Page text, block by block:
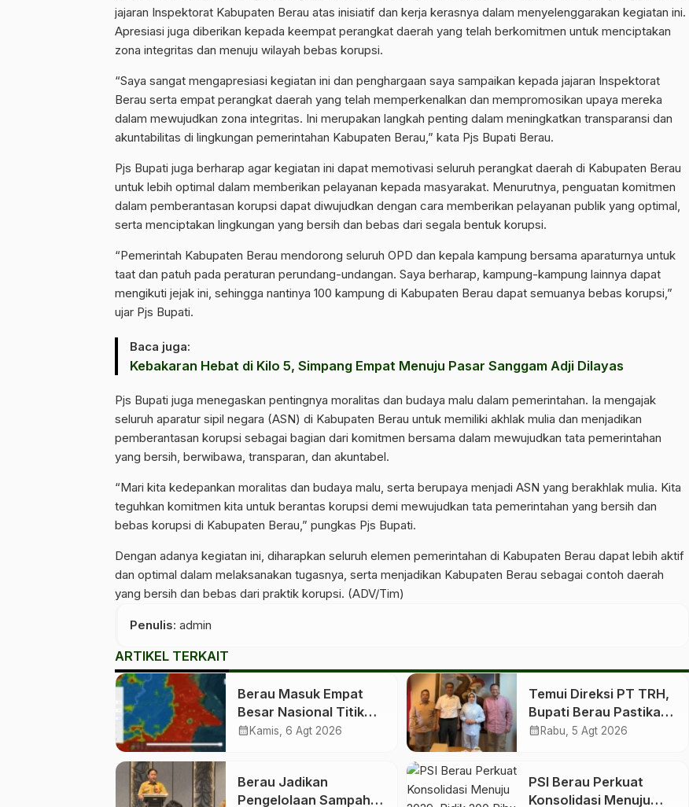
jajaran Inspektorat Kabupaten Berau atas inisiatif dan kerja kerasnya dalam menyelenggarakan kegiatan ini.
Apresiasi juga diberikan kepada keempat perangkat daerah yang telah berkomitmen untuk menciptakan
zona integritas dan menuju wilayah bebas korupsi.
“Saya sangat mengapresiasi kegiatan ini dan penghargaan saya sampaikan kepada jajaran Inspektorat
Berau serta empat perangkat daerah yang telah memperkenalkan dan mempromosikan upaya mereka
dalam mewujudkan zona integritas. Ini merupakan langkah penting dalam meningkatkan transparansi dan
akuntabilitas di lingkungan pemerintahan Kabupaten Berau,” kata Pjs Bupati Berau.
Pjs Bupati juga berharap agar kegiatan ini dapat memotivasi seluruh perangkat daerah di Kabupaten Berau
untuk lebih optimal dalam memberikan pelayanan kepada masyarakat. Menurutnya, penguatan komitmen
dalam pemberantasan korupsi dapat diwujudkan dengan cara memberikan pelayanan publik yang optimal,
serta menciptakan lingkungan yang bersih dan bebas dari segala bentuk korupsi.
“Pemerintah Kabupaten Berau mendorong seluruh OPD dan kepala kampung bersama aparaturnya untuk
taat dan patuh pada peraturan perundang-undangan. Saya berharap, kampung-kampung lainnya dapat
mengikuti jejak ini, sehingga nantinya 100 kampung di Kabupaten Berau dapat semuanya bebas korupsi,”
ujar Pjs Bupati.
Baca juga:
Kebakaran Hebat di Kilo 5, Simpang Empat Menuju Pasar Sanggam Adji Dilayas
Pjs Bupati juga menegaskan pentingnya moralitas dan budaya malu dalam pemerintahan. Ia mengajak
seluruh aparatur sipil negara (ASN) di Kabupaten Berau untuk memiliki akhlak mulia dan menjadikan
pemberantasan korupsi sebagai bagian dari komitmen bersama dalam mewujudkan tata pemerintahan
yang bersih, berwibawa, transparan, dan akuntabel.
“Mari kita kedepankan moralitas dan budaya malu, serta berupaya menjadi ASN yang berakhlak mulia. Kita
teguhkan komitmen kita untuk berantas korupsi demi mewujudkan tata pemerintahan yang bersih dan
bebas korupsi di Kabupaten Berau,” pungkas Pjs Bupati.
Dengan adanya kegiatan ini, diharapkan seluruh elemen pemerintahan di Kabupaten Berau dapat lebih aktif
dan optimal dalam melaksanakan tugasnya, serta menjadikan Kabupaten Berau sebagai contoh daerah
yang bersih dan bebas dari praktik korupsi. (ADV/Tim)
Penulis: admin
ARTIKEL TERKAIT
Berau Masuk Empat
Besar Nasional Titik
Panas Berstatus
Kewaspadaan
calendar_month Kamis, 6 Agt 2026
Temui Direksi PT TRH,
Bupati Berau Pastikan
Ruang Kelas Baru
calendar_month Rabu, 5 Agt 2026
Berau Jadikan
Pengelolaan Sampah
PSI Berau Perkuat
Konsolidasi Menuju